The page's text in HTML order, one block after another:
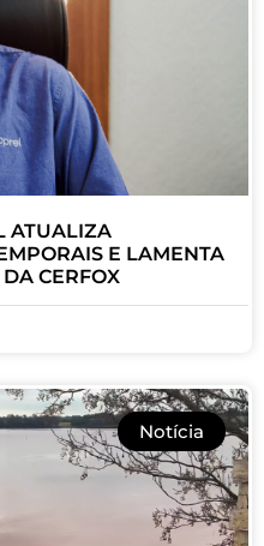
ATUALIZA
E LAMENTA
CERFOX
Notícia